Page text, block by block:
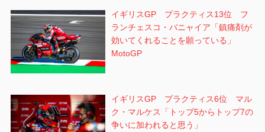
イギリスGP プラクティス13位 フ
ランチェスコ・バニャイア「鎮痛剤が
効いてくれることを願っている」
MotoGP
イギリスGP プラクティス6位 マル
ク・マルケス「トップ5からトップ7の
争いに加われると思う」